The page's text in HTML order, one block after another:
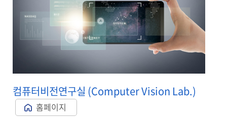
컴퓨터비전연구실 (Computer Vision Lab.)
홈페이지